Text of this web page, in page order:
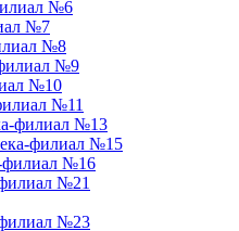
№6
№7
№8
№9
№10
№11
филиал №13
филиал №15
филиал №16
№21
филиал №23